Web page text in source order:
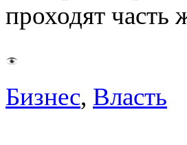
проходят
Бизнес, Власть